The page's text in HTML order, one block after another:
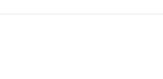
，一定要用辩证论治的原则治疗。